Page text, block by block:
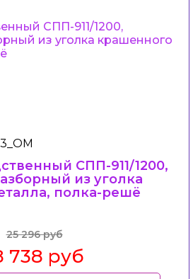
СПП-911/1200,
из уголка
полка-решё
25 296 руб
738 руб